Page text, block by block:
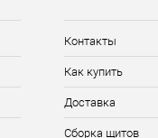
Контакты
Как купить
Доставка
Сборка щитов